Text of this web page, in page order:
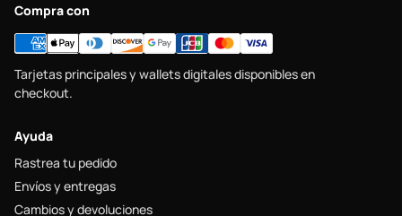
Compra con
Tarjetas principales y wallets digitales disponibles en
checkout.
Ayuda
Rastrea tu pedido
Envíos y entregas
Cambios y devoluciones